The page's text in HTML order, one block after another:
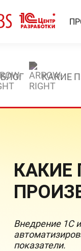
БЛОГ КАКИЕ
КАКИЕ
Внедрение 1С
показатели.